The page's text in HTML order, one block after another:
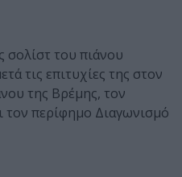
σολίστ του πιάνου
τις επιτυχίες της στον
της Βρέμης, τον
τον περίφημο Διαγωνισμό